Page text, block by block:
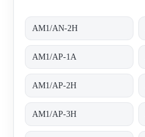
AM1/AN-2H
AM1/AP-1A
AM1/AP-2H
AM1/AP-3H